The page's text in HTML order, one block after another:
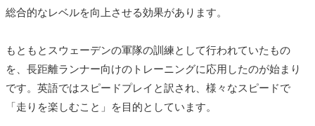
総合的なレベルを向上させる効果があります。
もともとスウェーデンの軍隊の訓練として行われていたもの
を、長距離ランナー向けのトレーニングに応用したのが始まり
です。英語ではスピードプレイと訳され、様々なスピードで
「走りを楽しむこと」を目的としています。